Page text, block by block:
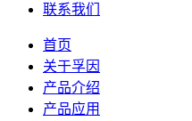
联系我们
首页
关于孚因
产品介绍
产品应用